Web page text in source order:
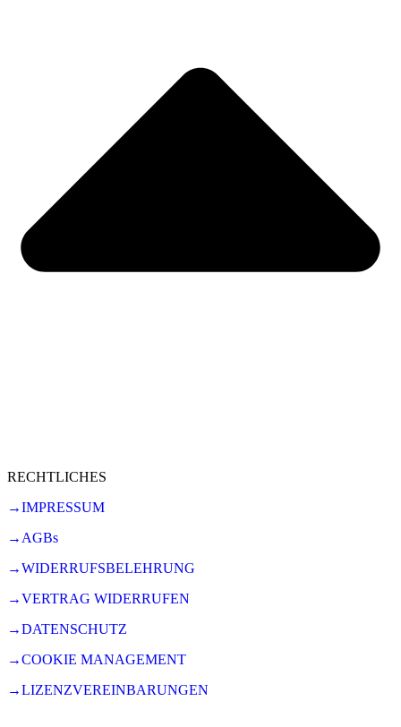
RECHTLICHES
→IMPRESSUM
→AGBs
→WIDERRUFSBELEHRUNG
→VERTRAG WIDERRUFEN
→DATENSCHUTZ
→COOKIE MANAGEMENT
→LIZENZVEREINBARUNGEN